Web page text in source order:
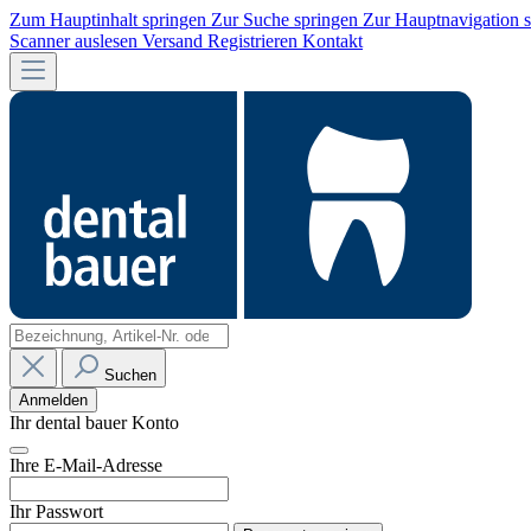
Zum Hauptinhalt springen Zur Suche springen Zur Hauptnavigation
Scanner auslesen Versand Registrieren Kontakt
Suchen
Anmelden
Ihr dental bauer Konto
Ihre E-Mail-Adresse
Ihr Passwort